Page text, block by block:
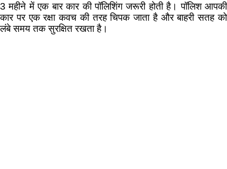
3 महीने में एक बार कार की पॉलिशिंग जरूरी होती है। पॉलिश आपकी
कार पर एक रक्षा कवच की तरह चिपक जाता है और बाहरी सतह को
लंबे समय तक सुरक्षित रखता है।